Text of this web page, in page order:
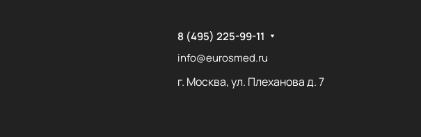
8 (495) 225-99-11
info@eurosmed.ru
г. Москва, ул. Плеханова д. 7